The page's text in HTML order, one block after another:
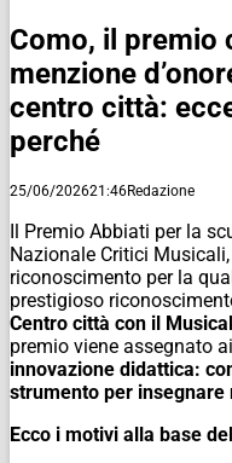
Como, il premio
menzione
centro città:
perché
25/06/202621:46Redazione
Il Premio Abbiati per la
Nazionale Critici
riconoscimento per la
prestigioso
Centro città con il
premio viene assegnato
innovazione didattica:
strumento per insegnare
Ecco i motivi alla base